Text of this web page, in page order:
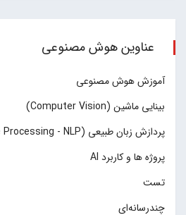
عناوین هوش مصنوعی
آموزش هوش مصنوعی
بینایی ماشین (Computer Vision)
پردازش زبان طبیعی (Natural Language Processing - NLP)
پروژه ها و کاربرد AI
تست
چند‌‌رسانه‌ای